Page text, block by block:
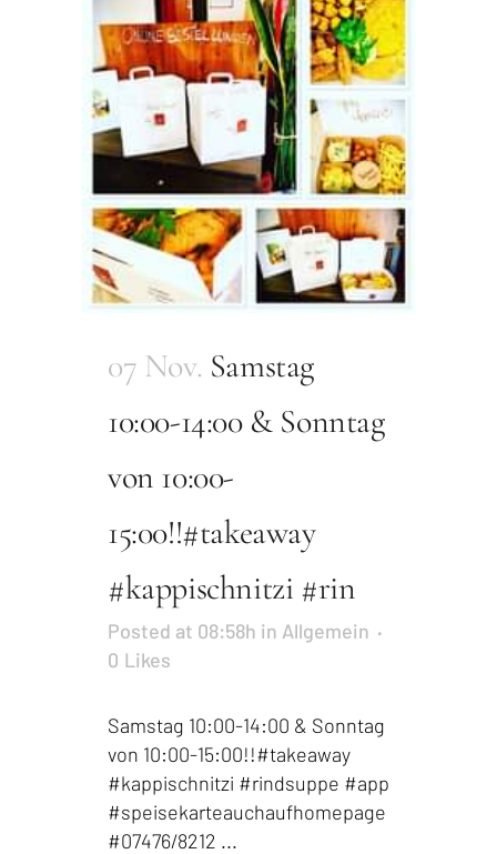
07 Nov. Samstag
10:00-14:00 & Sonntag
von 10:00-
15:00!!#takeaway
#kappischnitzi #rin
Posted at 08:58h in Allgemein
0 Likes
Samstag 10:00-14:00 & Sonntag
von 10:00-15:00!!#takeaway
#kappischnitzi #rindsuppe #app
#speisekarteauchaufhomepage
#07476/8212 ...